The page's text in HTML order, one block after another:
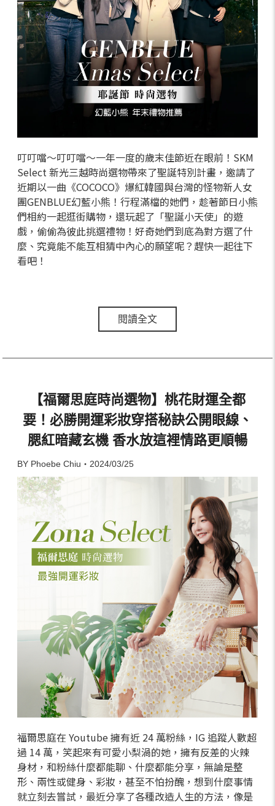
叮叮噹～叮叮噹～一年一度的歲末佳節近在眼前！SKM
Select 新光三越時尚選物帶來了聖誕特別計畫，邀請了
近期以一曲《COCOCO》爆紅韓國與台灣的怪物新人女
團GENBLUE幻藍小熊！行程滿檔的她們，趁著節日小熊
們相約一起逛街購物，還玩起了「聖誕小天使」的遊
戲，偷偷為彼此挑選禮物！好奇她們到底為對方選了什
麼、究竟能不能互相猜中內心的願望呢？趕快一起往下
看吧！
閱讀全文
【福爾思庭時尚選物】桃花財運全都
要！必勝開運彩妝穿搭秘訣公開眼線、
腮紅暗藏玄機 香水放這裡情路更順暢
BY Phoebe Chiu・2024/03/25
福爾思庭在 Youtube 擁有近 24 萬粉絲，IG 追蹤人數超
過 14 萬，笑起來有可愛小梨渦的她，擁有反差的火辣
身材，和粉絲什麼都能聊、什麼都能分享，無論是整
形、兩性或健身、彩妝，甚至不怕扮醜，想到什麼事情
就立刻去嘗試，最近分享了各種改造人生的方法，像是